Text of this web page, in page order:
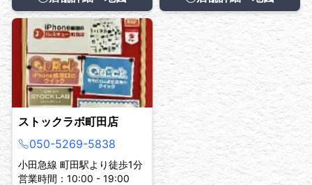
ストックラボ町田店
050-5269-5838
小田急線 町田駅より徒歩1分
営業時間：10:00 - 19:00